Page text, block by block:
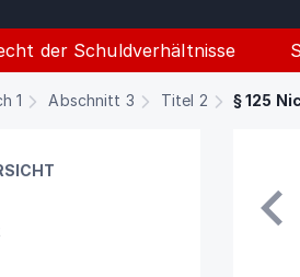
der Schuldverhältnisse
1 Abschnitt 3 Titel 2 § 125